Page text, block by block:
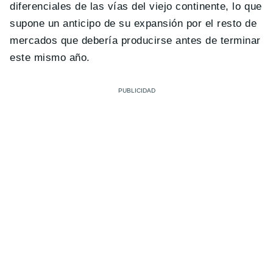
diferenciales de las vías del viejo continente, lo que
supone un anticipo de su expansión por el resto de
mercados que debería producirse antes de terminar
este mismo año.